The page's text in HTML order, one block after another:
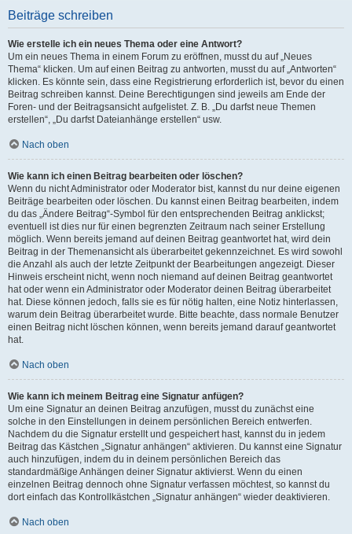
Beiträge schreiben
Wie erstelle ich ein neues Thema oder eine Antwort?
Um ein neues Thema in einem Forum zu eröffnen, musst du auf „Neues
Thema“ klicken. Um auf einen Beitrag zu antworten, musst du auf „Antworten“
klicken. Es könnte sein, dass eine Registrierung erforderlich ist, bevor du einen
Beitrag schreiben kannst. Deine Berechtigungen sind jeweils am Ende der
Foren- und der Beitragsansicht aufgelistet. Z. B. „Du darfst neue Themen
erstellen“, „Du darfst Dateianhänge erstellen“ usw.
Nach oben
Wie kann ich einen Beitrag bearbeiten oder löschen?
Wenn du nicht Administrator oder Moderator bist, kannst du nur deine eigenen
Beiträge bearbeiten oder löschen. Du kannst einen Beitrag bearbeiten, indem
du das „Ändere Beitrag“-Symbol für den entsprechenden Beitrag anklickst;
eventuell ist dies nur für einen begrenzten Zeitraum nach seiner Erstellung
möglich. Wenn bereits jemand auf deinen Beitrag geantwortet hat, wird dein
Beitrag in der Themenansicht als überarbeitet gekennzeichnet. Es wird sowohl
die Anzahl als auch der letzte Zeitpunkt der Bearbeitungen angezeigt. Dieser
Hinweis erscheint nicht, wenn noch niemand auf deinen Beitrag geantwortet
hat oder wenn ein Administrator oder Moderator deinen Beitrag überarbeitet
hat. Diese können jedoch, falls sie es für nötig halten, eine Notiz hinterlassen,
warum dein Beitrag überarbeitet wurde. Bitte beachte, dass normale Benutzer
einen Beitrag nicht löschen können, wenn bereits jemand darauf geantwortet
hat.
Nach oben
Wie kann ich meinem Beitrag eine Signatur anfügen?
Um eine Signatur an deinen Beitrag anzufügen, musst du zunächst eine
solche in den Einstellungen in deinem persönlichen Bereich entwerfen.
Nachdem du die Signatur erstellt und gespeichert hast, kannst du in jedem
Beitrag das Kästchen „Signatur anhängen“ aktivieren. Du kannst eine Signatur
auch hinzufügen, indem du in deinem persönlichen Bereich das
standardmäßige Anhängen deiner Signatur aktivierst. Wenn du einen
einzelnen Beitrag dennoch ohne Signatur verfassen möchtest, so kannst du
dort einfach das Kontrollkästchen „Signatur anhängen“ wieder deaktivieren.
Nach oben